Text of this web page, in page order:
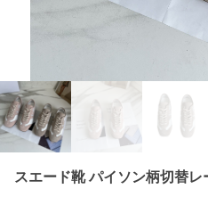
スエード靴 パイソン柄切替